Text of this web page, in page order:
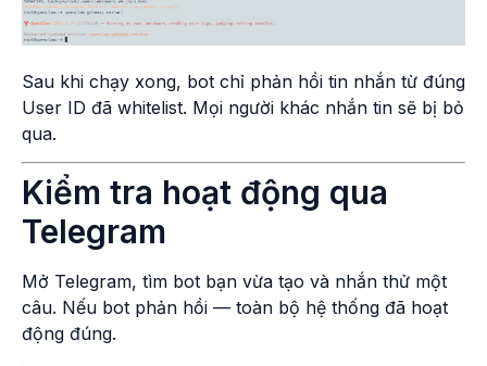
Sau khi chạy xong, bot chỉ phản hồi tin nhắn từ đúng
User ID đã whitelist. Mọi người khác nhắn tin sẽ bị bỏ
qua.
Kiểm tra hoạt động qua
Telegram
Mở Telegram, tìm bot bạn vừa tạo và nhắn thử một
câu. Nếu bot phản hồi — toàn bộ hệ thống đã hoạt
động đúng.